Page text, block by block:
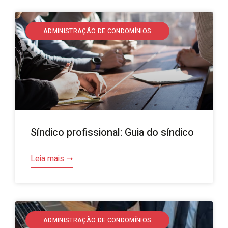
ADMINISTRAÇÃO DE CONDOMÍNIOS
Síndico profissional: Guia do síndico
Leia mais ➝
ADMINISTRAÇÃO DE CONDOMÍNIOS